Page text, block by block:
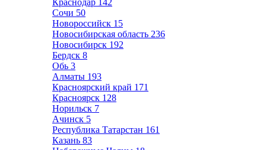
Краснодар 142
Сочи 50
Новороссийск 15
Новосибирская область 236
Новосибирск 192
Бердск 8
Обь 3
Алматы 193
Красноярский край 171
Красноярск 128
Норильск 7
Ачинск 5
Республика Татарстан 161
Казань 83